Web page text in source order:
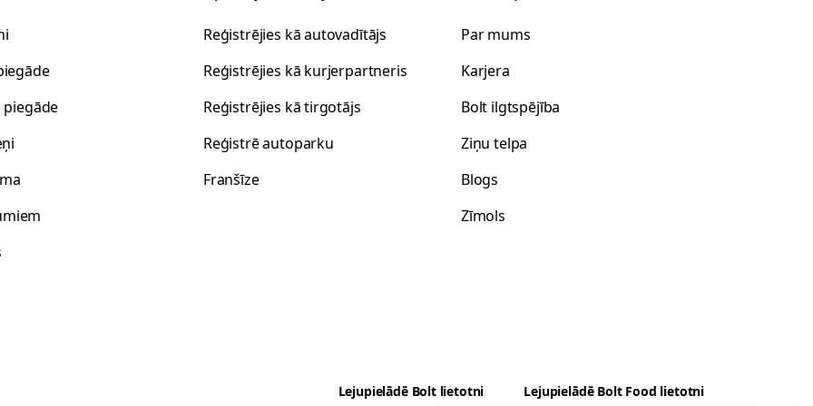
Reģistrējies kā autovadītājs
Reģistrējies kā kurjerpartneris
Reģistrējies kā tirgotājs
Reģistrē autoparku
Franšīze
Par mums
Karjera
Bolt ilgtspējība
Ziņu telpa
Blogs
Zīmols
Lejupielādē Bolt lietotni Lejupielādē Bolt Food lietotni